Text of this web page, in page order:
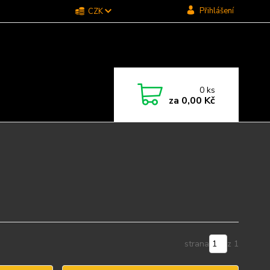
CZK Přihlášení
0ks
za 0,00 Kč
strana z 1